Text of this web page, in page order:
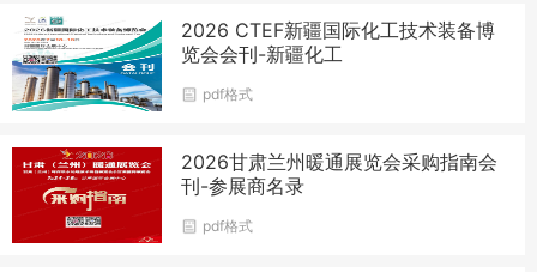
2026 CTEF新疆国际化工技术装备博
览会会刊-新疆化工
pdf格式
2026甘肃兰州暖通展览会采购指南会
刊-参展商名录
pdf格式